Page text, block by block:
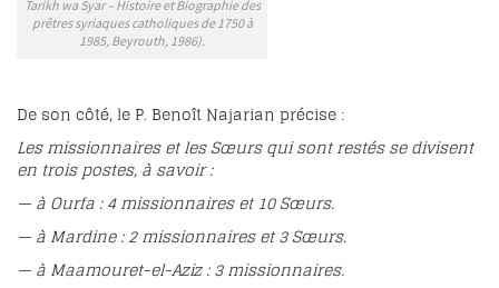
Tarikh wa Syar – Histoire et Biographie des
prêtres syriaques catholiques de 1750 à
1985, Beyrouth, 1986).
De son côté, le P. Benoît Najarian précise :
Les missionnaires et les Sœurs qui sont restés se divisent
en trois postes, à savoir :
— à Ourfa : 4 missionnaires et 10 Sœurs.
— à Mardine : 2 missionnaires et 3 Sœurs.
— à Maamouret-el-Aziz : 3 missionnaires.